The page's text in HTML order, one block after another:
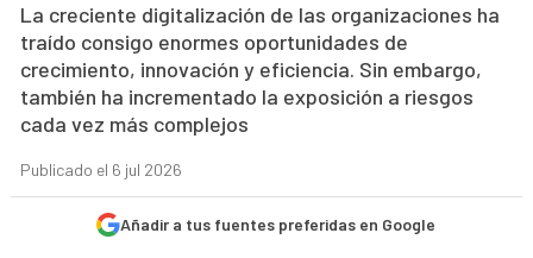
La creciente digitalización de las organizaciones ha
traído consigo enormes oportunidades de
crecimiento, innovación y eficiencia. Sin embargo,
también ha incrementado la exposición a riesgos
cada vez más complejos
Publicado el 6 jul 2026
Añadir a tus fuentes preferidas en Google